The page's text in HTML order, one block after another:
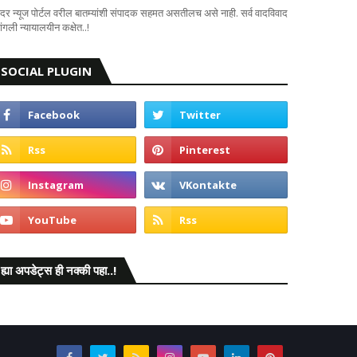
न्यूज पोर्टल वरील बातम्यांशी संपादक सहमत असतीलच असे नाही. सर्व वादविवाद
न्यायालयीन कक्षेत..!
SOCIAL PLUGIN
ह्या अपडेट्स ही नक्की पहा..!